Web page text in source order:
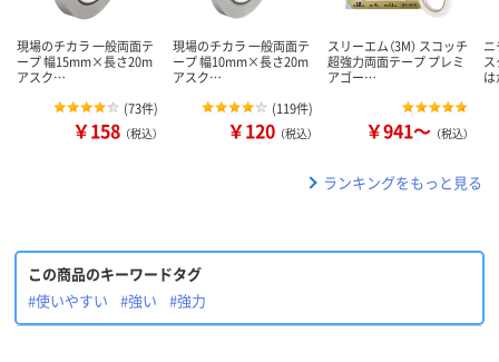
現場のチカラ 一般両面テ
ープ 幅15mm×長さ20m
アスク…
(73件)
￥158 （税込）
現場のチカラ 一般両面テ
ープ 幅10mm×長さ20m
アスク…
(119件)
￥120 （税込）
スリーエム（3M） スコッチ
超強力両面テープ プレミ
アゴー…
￥941～ （税込）
ランキングをもっと見る
この商品のキーワードタグ
#使いやすい
#強い #強力